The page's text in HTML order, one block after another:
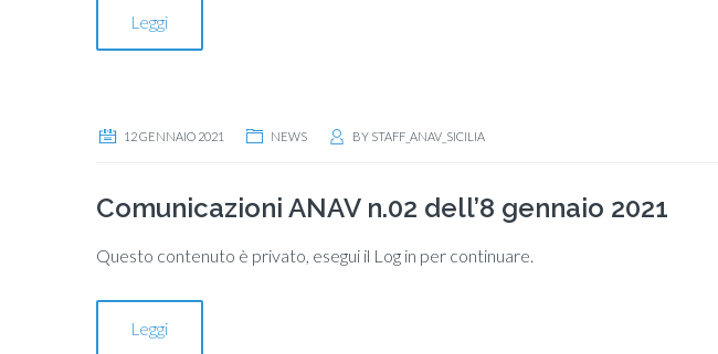
Leggi
12 GENNAIO 2021 NEWS BY STAFF_ANAV_SICILIA
Comunicazioni ANAV n.02 dell’8 gennaio 2021
Questo contenuto è privato, esegui il Log in per continuare.
Leggi